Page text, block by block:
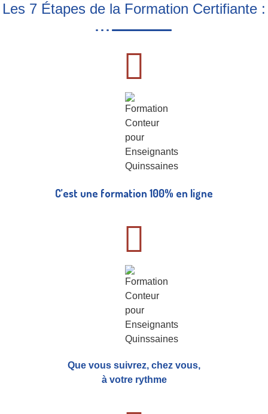
Les 7 Étapes de la Formation Certifiante :
C’est une formation 100% en ligne
Que vous suivrez, chez vous,
à votre rythme